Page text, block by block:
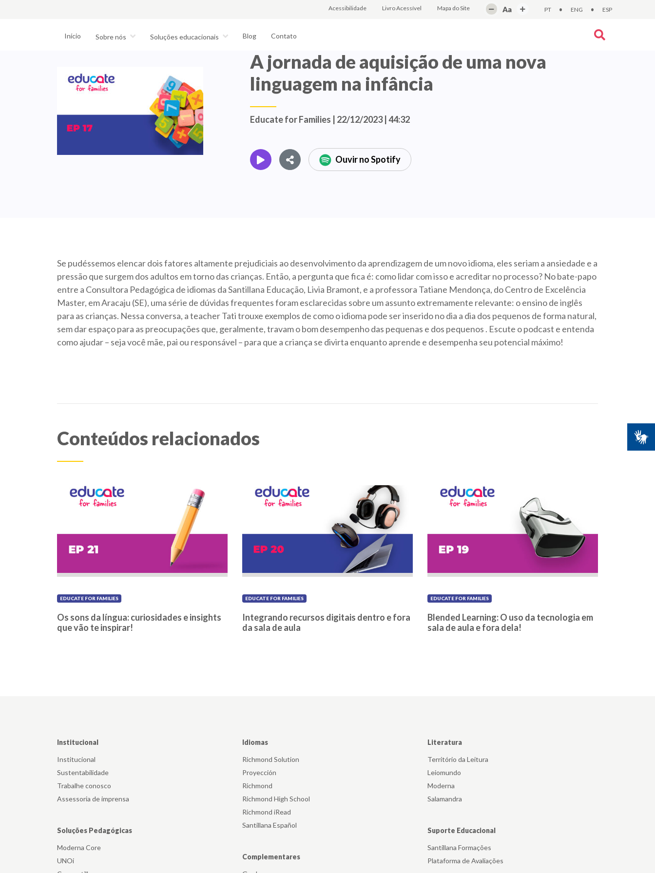
Acessibilidade Livro Acessível Mapa do Site Aa PT • ENG • ESP
Início Sobre nós Soluções educacionais Blog Contato
A jornada de aquisição de uma nova
linguagem na infância
Educate for Families | 22/12/2023 | 44:32
Ouvir no Spotify
Se pudéssemos elencar dois fatores altamente prejudiciais ao desenvolvimento da aprendizagem de um novo idioma, eles seriam a ansiedade e a
pressão que surgem dos adultos em torno das crianças. Então, a pergunta que fica é: como lidar com isso e acreditar no processo? No bate-papo
entre a Consultora Pedagógica de idiomas da Santillana Educação, Livia Bramont, e a professora Tatiane Mendonça, do Centro de Excelência
Master, em Aracaju (SE), uma série de dúvidas frequentes foram esclarecidas sobre um assunto extremamente relevante: o ensino de inglês
para as crianças. Nessa conversa, a teacher Tati trouxe exemplos de como o idioma pode ser inserido no dia a dia dos pequenos de forma natural,
sem dar espaço para as preocupações que, geralmente, travam o bom desempenho das pequenas e dos pequenos . Escute o podcast e entenda
como ajudar – seja você mãe, pai ou responsável – para que a criança se divirta enquanto aprende e desempenha seu potencial máximo!
Conteúdos relacionados
EDUCATE FOR FAMILIES
Os sons da língua: curiosidades e insights
que vão te inspirar!
EDUCATE FOR FAMILIES
Integrando recursos digitais dentro e fora
da sala de aula
EDUCATE FOR FAMILIES
Blended Learning: O uso da tecnologia em
sala de aula e fora dela!
Institucional
Institucional
Sustentabilidade
Trabalhe conosco
Assessoria de imprensa
Soluções Pedagógicas
Moderna Core
UNOi
Idiomas
Richmond Solution
Proyección
Richmond
Richmond High School
Richmond iRead
Santillana Español
Complementares
Literatura
Território da Leitura
Leiomundo
Moderna
Salamandra
Suporte Educacional
Santillana Formações
Plataforma de Avaliações